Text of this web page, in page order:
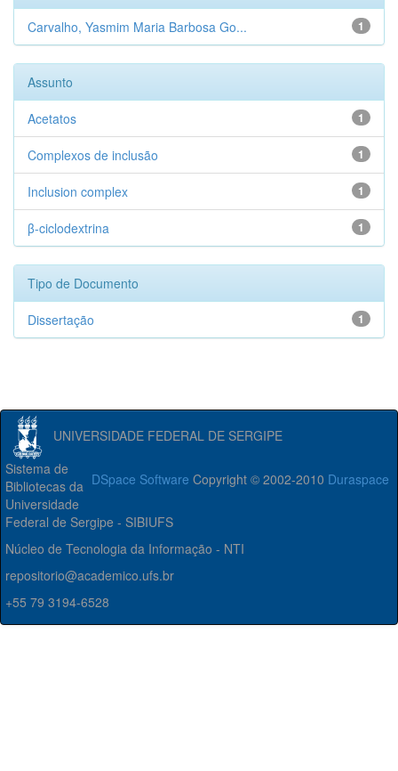
1
Carvalho, Yasmim Maria Barbosa Go...
Assunto
1
Acetatos
1
Complexos de inclusão
1
Inclusion complex
1
β-ciclodextrina
Tipo de Documento
1
Dissertação
UNIVERSIDADE FEDERAL DE SERGIPE
DSpace Software Copyright © 2002-2010 Duraspace
Sistema de
Bibliotecas da
Universidade
Federal de Sergipe - SIBIUFS
Núcleo de Tecnologia da Informação - NTI
repositorio@academico.ufs.br
+55 79 3194-6528